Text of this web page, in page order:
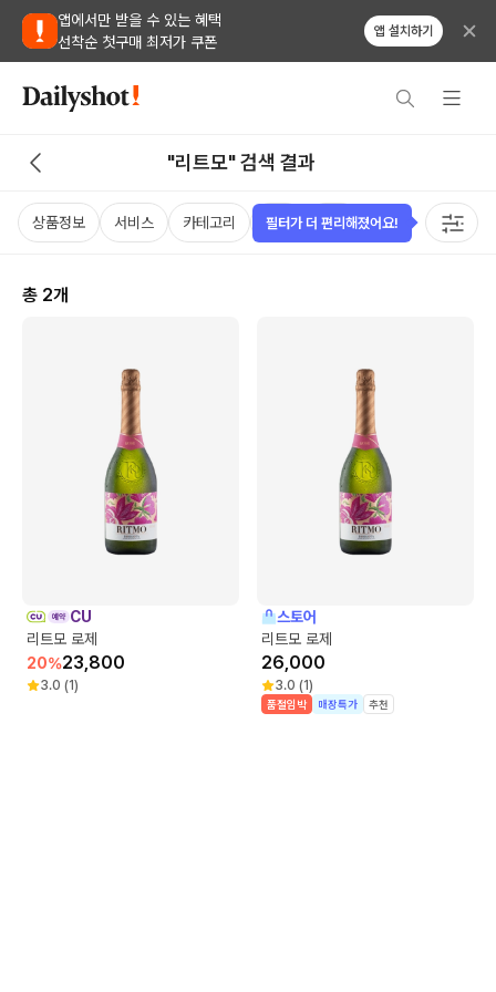
앱에서만 받을 수 있는 혜택
선착순 첫구매 최저가 쿠폰
앱 설치하기
"리트모" 검색 결과
상품정보 서비스 카테고리 가격 태그
총 2개
CU
리트모 로제
20%23,800
3.0 (1)
스토어
리트모 로제
26,000
3.0 (1)
품절임박 매장특가 추천
필터가 더 편리해졌어요!